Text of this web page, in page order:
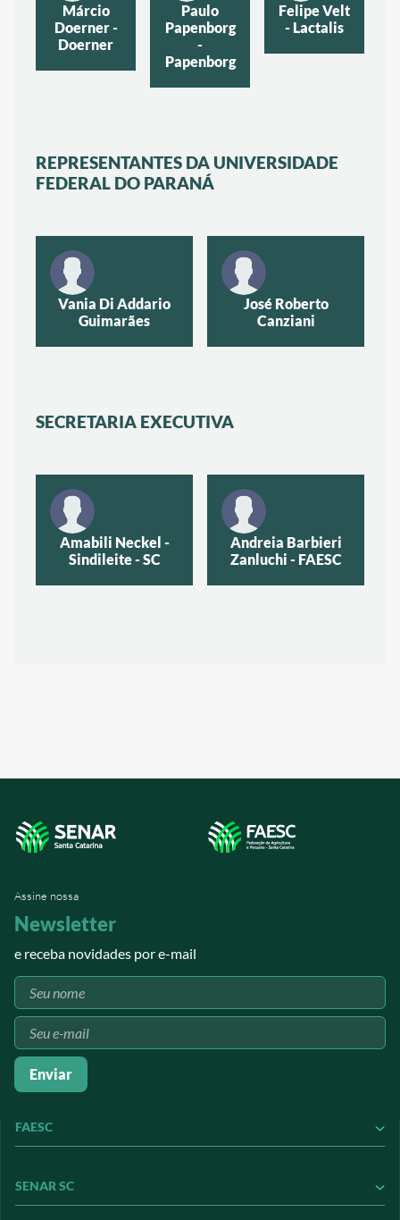
Márcio
Doerner -
Doerner
Paulo
Papenborg
-
Papenborg
Felipe Velt
- Lactalis
REPRESENTANTES DA UNIVERSIDADE
FEDERAL DO PARANÁ
Vania Di Addario
Guimarães
José Roberto
Canziani
SECRETARIA EXECUTIVA
Amabili Neckel -
Sindileite - SC
Andreia Barbieri
Zanluchi - FAESC
Assine nossa
Newsletter
e receba novidades por e-mail
Enviar
FAESC
Conseleite
SENAR SC